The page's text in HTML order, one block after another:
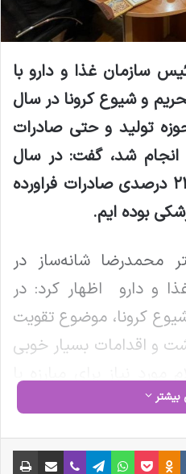
سازمان غذا و دارو با
و شیوع کرونا در سال
حوزه تولید و حتی صادرات
شد، گفت: در سال
گذشته شاهد رشد ۸ و ۲۳ درصدی صادرات فراورده
بوده ایم.
محمدرضا شانه‌ساز در
و دارو اظهار کرد: در
و شیوع کرونا، موضوع تقویت
و اقدامات بسیار خوبی
مورد نیاز برای مبارزه با
فعالان این حوزه
بیشتر
‫VKontakte
‫Odnoklassniki پاکت واتس آپ تلگرام وایبر اشتراک گذاری از طریق ایمیل